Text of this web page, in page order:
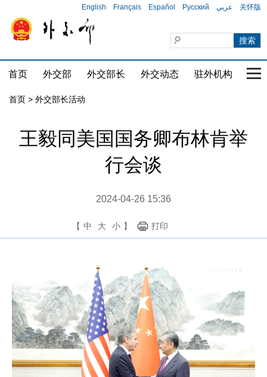
English Français Español Русский عربي 关怀版
首页 外交部 外交部长 外交动态 驻外机构 国
首页 > 外交部长活动
王毅同美国国务卿布林肯举
行会谈
2024-04-26 15:36
【 中 大 小 】 打印